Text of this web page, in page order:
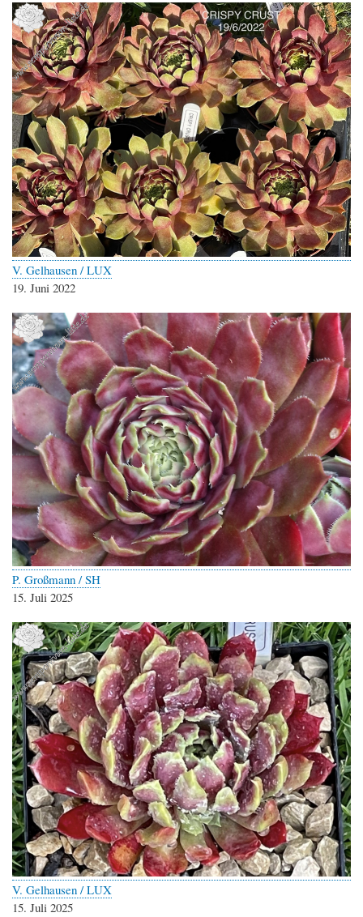
V. Gelhausen / LUX
19. Juni 2022
P. Großmann / SH
15. Juli 2025
V. Gelhausen / LUX
15. Juli 2025